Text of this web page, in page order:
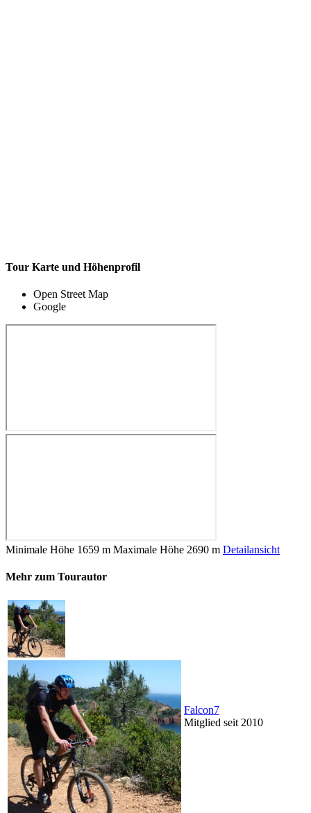
Tour Karte und Höhenprofil
Open Street Map
Google
Minimale Höhe 1659 m Maximale Höhe 2690 m Detailansicht
Mehr zum Tourautor
Falcon7
Mitglied seit 2010